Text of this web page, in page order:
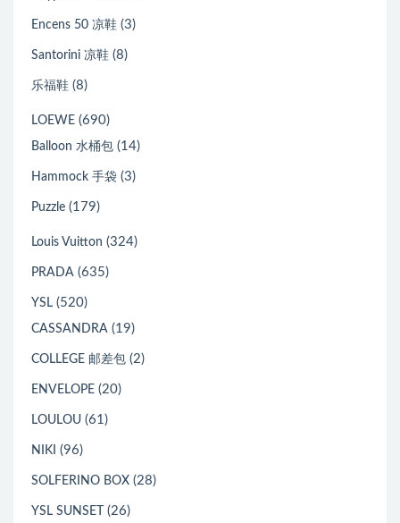
Encens 50 凉鞋 (3)
Santorini 凉鞋 (8)
乐福鞋 (8)
LOEWE (690)
Balloon 水桶包 (14)
Hammock 手袋 (3)
Puzzle (179)
Louis Vuitton (324)
PRADA (635)
YSL (520)
CASSANDRA (19)
COLLEGE 邮差包 (2)
ENVELOPE (20)
LOULOU (61)
NIKI (96)
SOLFERINO BOX (28)
YSL SUNSET (26)